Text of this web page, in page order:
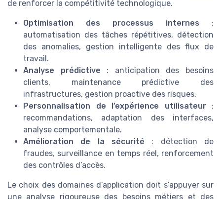
de renforcer la compétitivité technologique.
Optimisation des processus internes :
automatisation des tâches répétitives, détection
des anomalies, gestion intelligente des flux de
travail.
Analyse prédictive : anticipation des besoins
clients, maintenance prédictive des
infrastructures, gestion proactive des risques.
Personnalisation de l’expérience utilisateur:
recommandations, adaptation des interfaces,
analyse comportementale.
Amélioration de la sécurité : détection de
fraudes, surveillance en temps réel, renforcement
des contrôles d’accès.
Le choix des domaines d’application doit s’appuyer sur
une analyse rigoureuse des besoins métiers et des